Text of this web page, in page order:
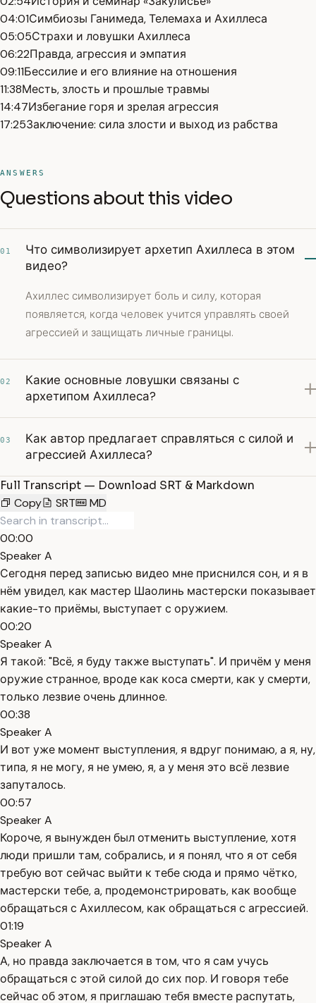
04:01Симбиозы Ганимеда, Телемаха и Ахиллеса
05:05Страхи и ловушки Ахиллеса
06:22Правда, агрессия и эмпатия
09:11Бессилие и его влияние на отношения
11:38Месть, злость и прошлые травмы
14:47Избегание горя и зрелая агрессия
17:25Заключение: сила злости и выход из рабства
ANSWERS
Questions about this video
01
Что символизирует архетип Ахиллеса в этом
видео?
Ахиллес символизирует боль и силу, которая
появляется, когда человек учится управлять своей
агрессией и защищать личные границы.
02
Какие основные ловушки связаны с
архетипом Ахиллеса?
03
Как автор предлагает справляться с силой и
агрессией Ахиллеса?
Full Transcript — Download SRT & Markdown
Copy
SRT MD
00:00
Speaker A
Сегодня перед записью видео мне приснился сон, и я в
нём увидел, как мастер Шаолинь мастерски показывает
какие-то приёмы, выступает с оружием.
00:20
Speaker A
Я такой: "Всё, я буду также выступать". И причём у меня
оружие странное, вроде как коса смерти, как у смерти,
только лезвие очень длинное.
00:38
Speaker A
И вот уже момент выступления, я вдруг понимаю, а я, ну,
типа, я не могу, я не умею, я, а у меня это всё лезвие
запуталось.
00:57
Speaker A
Короче, я вынужден был отменить выступление, хотя
люди пришли там, собрались, и я понял, что я от себя
требую вот сейчас выйти к тебе сюда и прямо чётко,
мастерски тебе, а, продемонстрировать, как вообще
обращаться с Ахиллесом, как обращаться с агрессией.
01:19
Speaker A
А, но правда заключается в том, что я сам учусь
обращаться с этой силой до сих пор. И говоря тебе
сейчас об этом, я приглашаю тебя вместе распутать,